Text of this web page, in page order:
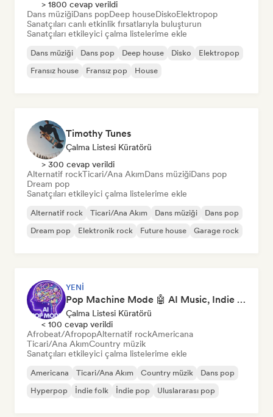
> 1800 cevap verildi
Dans müziğiDans popDeep houseDiskoElektropop
Sanatçıları canlı etkinlik fırsatlarıyla buluşturun
Sanatçıları etkileyici çalma listelerime ekle
Dans müziği Dans pop Deep house Disko
Elektropop
Fransız house
Fransız pop House
Timothy Tunes
Çalma Listesi Küratörü
> 300 cevap verildi
Alternatif rockTicari/Ana AkımDans müziğiDans pop
Dream pop
Sanatçıları etkileyici çalma listelerime ekle
Alternatif rock Ticari/Ana Akım Dans müziği
Dans pop
Dream pop
Elektronik rock Future house Garage rock
YENI
Pop Machine Mode 🤖 AI Music, Indie Pop & Dream Pop
Çalma Listesi Küratörü
< 100 cevap verildi
Afrobeat/AfropopAlternatif rockAmericana
Ticari/Ana AkımCountry müzik
Sanatçıları etkileyici çalma listelerime ekle
Americana Ticari/Ana Akım Country müzik
Dans pop
Hyperpop
İndie folk İndie pop Uluslararası pop